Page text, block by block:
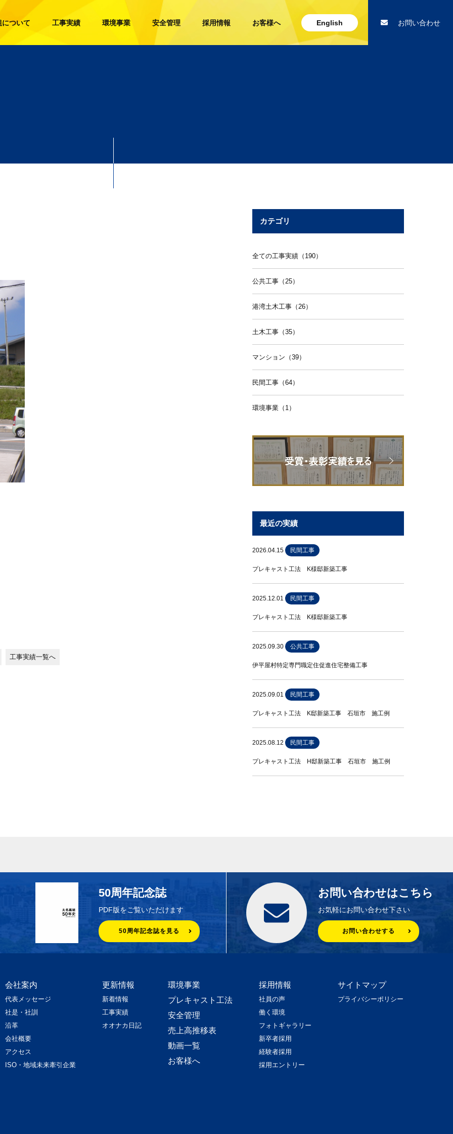
ついて 工事実績 環境事業 安全管理 採用情報 お客様へ English お問い合わせ
工事実績一覧へ
カテゴリ
全ての工事実績（190）
公共工事（25）
港湾土木工事（26）
土木工事（35）
マンション（39）
民間工事（64）
環境事業（1）
最近の実績
2026.04.15 民間工事
プレキャスト工法 K様邸新築工事
2025.12.01 民間工事
プレキャスト工法 K様邸新築工事
2025.09.30 公共工事
伊平屋村特定専門職定住促進住宅整備工事
2025.09.01 民間工事
プレキャスト工法 K邸新築工事 石垣市 施工例
2025.08.12 民間工事
プレキャスト工法 H邸新築工事 石垣市 施工例
50周年記念誌
PDF版をご覧いただけます
50周年記念誌を見る
お問い合わせはこちら
お気軽にお問い合わせ下さい
お問い合わせする
会社案内
代表メッセージ
社是・社訓
沿革
会社概要
アクセス
ISO・地域未来牽引企業
更新情報
新着情報
工事実績
オオナカ日記
環境事業
プレキャスト工法
安全管理
売上高推移表
動画一覧
お客様へ
採用情報
社員の声
働く環境
フォトギャラリー
新卒者採用
経験者採用
採用エントリー
サイトマップ
プライバシーポリシー